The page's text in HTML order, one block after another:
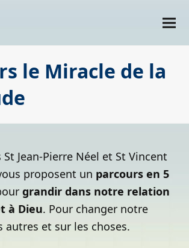
le Miracle de la
St Jean-Pierre Néel et St Vincent
proposent un parcours en 5
grandir dans notre relation
à Dieu. Pour changer notre
autres et sur les choses.